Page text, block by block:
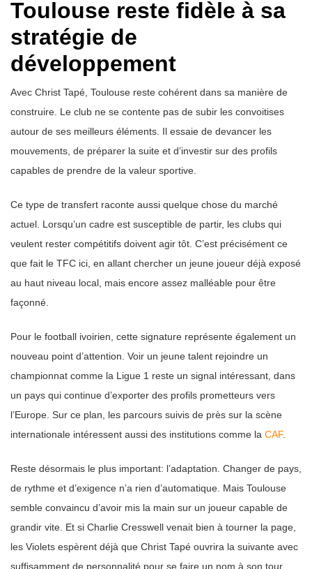
Toulouse reste fidèle à sa
stratégie de
développement
Avec Christ Tapé, Toulouse reste cohérent dans sa manière de
construire. Le club ne se contente pas de subir les convoitises
autour de ses meilleurs éléments. Il essaie de devancer les
mouvements, de préparer la suite et d’investir sur des profils
capables de prendre de la valeur sportive.
Ce type de transfert raconte aussi quelque chose du marché
actuel. Lorsqu’un cadre est susceptible de partir, les clubs qui
veulent rester compétitifs doivent agir tôt. C’est précisément ce
que fait le TFC ici, en allant chercher un jeune joueur déjà exposé
au haut niveau local, mais encore assez malléable pour être
façonné.
Pour le football ivoirien, cette signature représente également un
nouveau point d’attention. Voir un jeune talent rejoindre un
championnat comme la Ligue 1 reste un signal intéressant, dans
un pays qui continue d’exporter des profils prometteurs vers
l’Europe. Sur ce plan, les parcours suivis de près sur la scène
internationale intéressent aussi des institutions comme la CAF.
Reste désormais le plus important: l’adaptation. Changer de pays,
de rythme et d’exigence n’a rien d’automatique. Mais Toulouse
semble convaincu d’avoir mis la main sur un joueur capable de
grandir vite. Et si Charlie Cresswell venait bien à tourner la page,
les Violets espèrent déjà que Christ Tapé ouvrira la suivante avec
suffisamment de personnalité pour se faire un nom à son tour.